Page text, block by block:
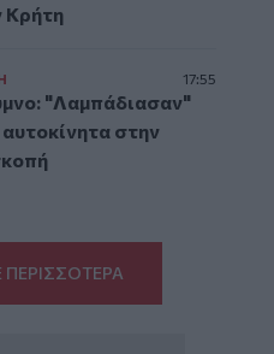
Κρήτη
17:55
"Λαμπάδιασαν"
αυτοκίνητα στην